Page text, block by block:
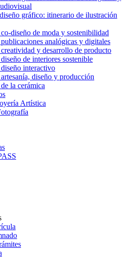
gráfico: itinerario de ilustración
diseño de moda y sostenibilidad
analógicas y digitales
y desarrollo de producto
de interiores sostenible
interactivo
diseño y producción
la cerámica
Artística